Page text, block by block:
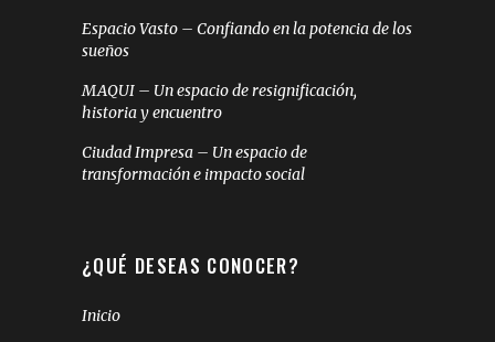
Espacio Vasto – Confiando en la potencia de los
sueños
MAQUI – Un espacio de resignificación,
historia y encuentro
Ciudad Impresa – Un espacio de
transformación e impacto social
¿QUÉ DESEAS CONOCER?
Inicio